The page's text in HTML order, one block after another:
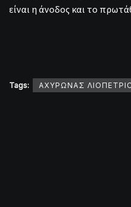
είναι η άνοδος και το
Tags: ΑΧΥΡΩΝΑΣ